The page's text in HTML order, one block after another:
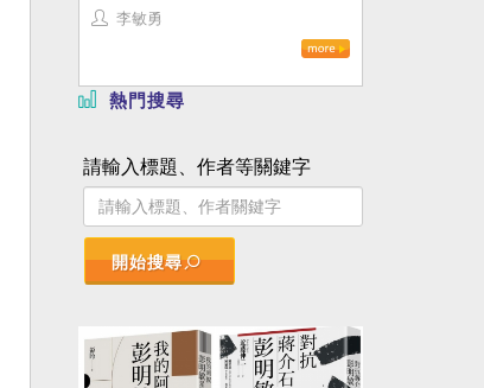
李敏勇
熱門搜尋
請輸入標題、作者等關鍵字
開始搜尋